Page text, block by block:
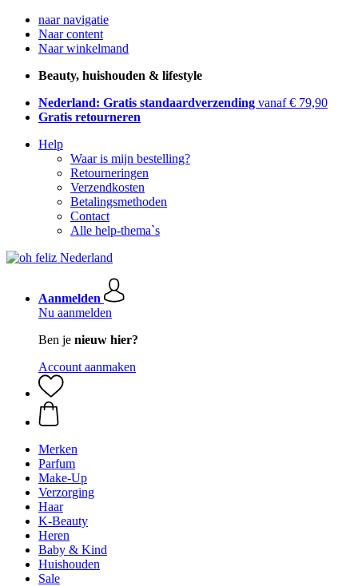
naar navigatie
Naar content
Naar winkelmand
Beauty, huishouden & lifestyle
Nederland: Gratis standaardverzending vanaf € 79,90
Gratis retourneren
Help
Waar is mijn bestelling?
Retourneringen
Verzendkosten
Betalingsmethoden
Contact
Alle help-thema`s
Aanmelden
Nu aanmelden
Ben je nieuw hier?
Account aanmaken
Merken
Parfum
Make-Up
Verzorging
Haar
K-Beauty
Heren
Baby & Kind
Huishouden
Sale